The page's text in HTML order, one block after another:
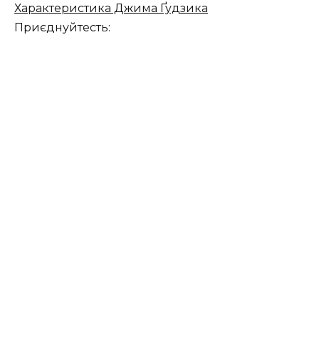
Характеристика Джима Ґудзика
Приєднуйтесть: